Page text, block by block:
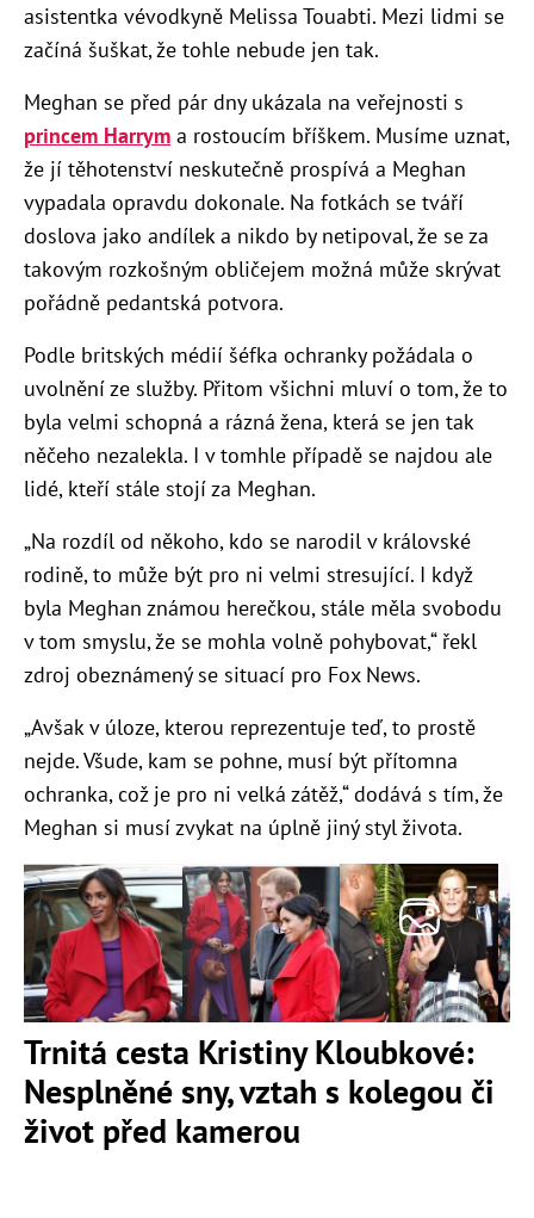
asistentka vévodkyně Melissa Touabti. Mezi lidmi se
začíná šuškat, že tohle nebude jen tak.
Meghan se před pár dny ukázala na veřejnosti s
princem Harrym a rostoucím bříškem. Musíme uznat,
že jí těhotenství neskutečně prospívá a Meghan
vypadala opravdu dokonale. Na fotkách se tváří
doslova jako andílek a nikdo by netipoval, že se za
takovým rozkošným obličejem možná může skrývat
pořádně pedantská potvora.
Podle britských médií šéfka ochranky požádala o
uvolnění ze služby. Přitom všichni mluví o tom, že to
byla velmi schopná a rázná žena, která se jen tak
něčeho nezalekla. I v tomhle případě se najdou ale
lidé, kteří stále stojí za Meghan.
„Na rozdíl od někoho, kdo se narodil v královské
rodině, to může být pro ni velmi stresující. I když
byla Meghan známou herečkou, stále měla svobodu
v tom smyslu, že se mohla volně pohybovat,“ řekl
zdroj obeznámený se situací pro Fox News.
„Avšak v úloze, kterou reprezentuje teď, to prostě
nejde. Všude, kam se pohne, musí být přítomna
ochranka, což je pro ni velká zátěž,“ dodává s tím, že
Meghan si musí zvykat na úplně jiný styl života.
Trnitá cesta Kristiny Kloubkové:
Nesplněné sny, vztah s kolegou či
život před kamerou